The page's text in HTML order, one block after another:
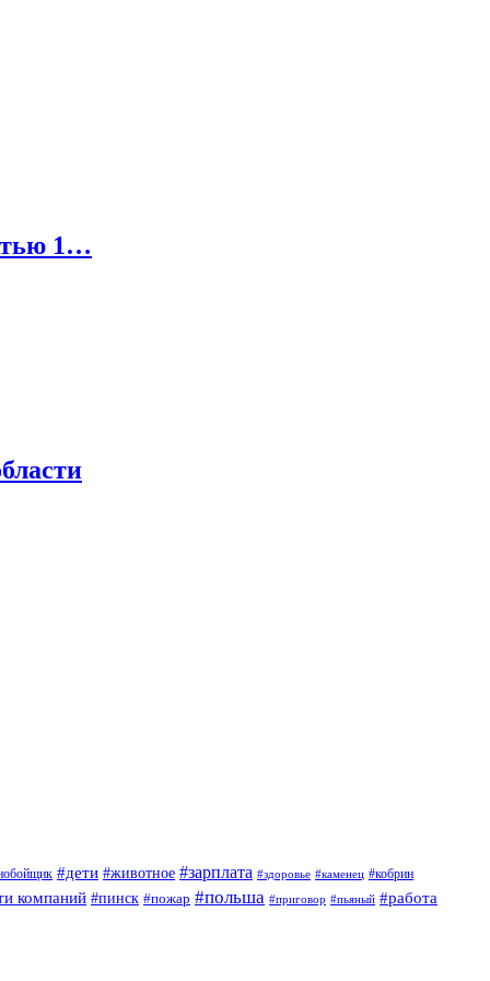
1…
#дети #животное #зарплата #здоровье #каменец #кобрин
компаний #пинск #пожар #польша #приговор #пьяный #работа